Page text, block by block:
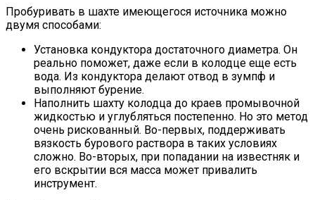
Пробуривать в шахте имеющегося источника можно
двумя способами:
Установка кондуктора достаточного диаметра. Он
реально поможет, даже если в колодце еще есть
вода. Из кондуктора делают отвод в зумпф и
выполняют бурение.
Наполнить шахту колодца до краев промывочной
жидкостью и углубляться постепенно. Но это метод
очень рискованный. Во-первых, поддерживать
вязкость бурового раствора в таких условиях
сложно. Во-вторых, при попадании на известняк и
его вскрытии вся масса может привалить
инструмент.